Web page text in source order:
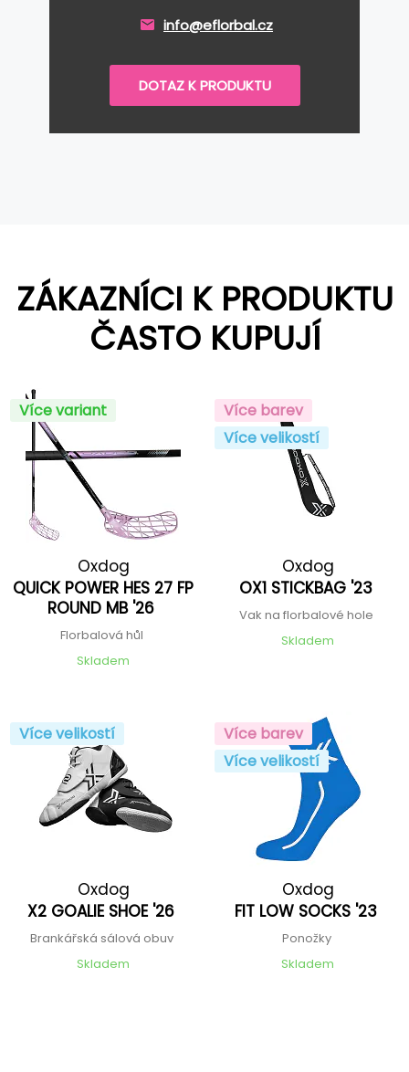
info@eflorbal.cz
DOTAZ K PRODUKTU
ZÁKAZNÍCI K PRODUKTU
ČASTO KUPUJÍ
Více variant
Oxdog
QUICK POWER HES 27 FP
ROUND MB '26
Florbalová hůl
Skladem
Více barev
Více velikostí
Oxdog
OX1 STICKBAG '23
Vak na florbalové hole
Skladem
Více velikostí
Oxdog
X2 GOALIE SHOE '26
Brankářská sálová obuv
Skladem
Více barev
Více velikostí
Oxdog
FIT LOW SOCKS '23
Ponožky
Skladem